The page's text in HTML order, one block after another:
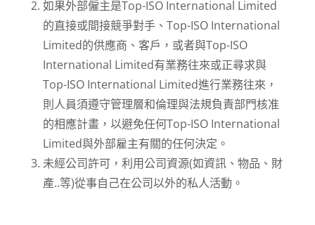
如果外部僱主是Top-ISO International Limited
的直接或間接競爭對手、Top-ISO International
Limited的供應商、客戶，或者與Top-ISO
International Limited有業務往來或正尋求與
Top-ISO International Limited進行業務往來，
則人員須遵守管理層和倫理與法規負責部門核准
的相應計畫，以避免任何Top-ISO International
Limited與外部雇主有關的任何決定。
未經公司許可，利用公司資源(如資訊、物品、財
產..等)從事自己在公司以外的私人活動。